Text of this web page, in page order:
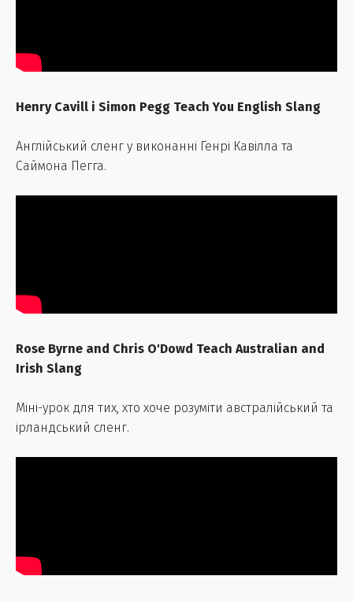
Henry Cavill і Simon Pegg Teach You English Slang
Англійський сленг у виконанні Генрі Кавілла та
Саймона Пегга.
Rose Byrne and Chris O'Dowd Teach Australian and
Irish Slang
Міні-урок для тих, хто хоче розуміти австралійський та
ірландський сленг.